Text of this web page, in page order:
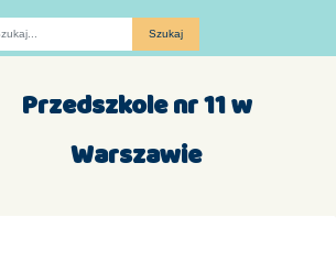
Przedszkole nr 11 w
Warszawie